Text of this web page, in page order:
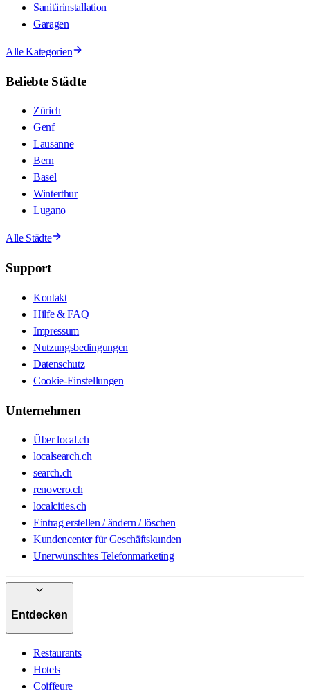
Sanitärinstallation
Garagen
Alle Kategorien
Beliebte Städte
Zürich
Genf
Lausanne
Bern
Basel
Winterthur
Lugano
Alle Städte
Support
Kontakt
Hilfe & FAQ
Impressum
Nutzungsbedingungen
Datenschutz
Cookie-Einstellungen
Unternehmen
Über local.ch
localsearch.ch
search.ch
renovero.ch
localcities.ch
Eintrag erstellen / ändern / löschen
Kundencenter für Geschäftskunden
Unerwünschtes Telefonmarketing
Entdecken
Restaurants
Hotels
Coiffeure